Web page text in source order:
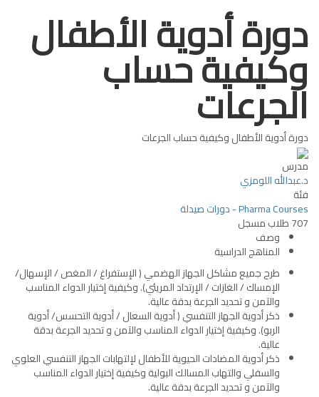
دورة أدوية الأطفال
وكيفية حساب
الجرعات
دورة أدوية الأطفال وكيفية حساب الجرعات
مدرس
د.عبدالله اللومزي
فئة
Pharma Courses - دورات صيدلة
707طلابمسجل
وصف
المناهج الدراسية
طرح جميع مشاكل الجهاز الهضمي ( الإستفراغ / المغص / الإسهال/
الإمساك / الغازات / الإرتداد المريئي). وكيفية إختيار الدواء المناسب
والآمن و تحديد الجرعة بدقة عالية.
ذكر أدوية الجهاز التنفسي ( أدوية السعال / أدوية التحسس/ أدوية
الربو). وكيفية إختيار الدواء المناسب والآمن و تحديد الجرعة بدقة
عالية.
ذكر أدوية المضادات الحيوية للأطفال لإلتهابات الجهاز التنفسي العلوي
والسفلي والتهاب المسالك البولية وكيفية إختيار الدواء المناسب
والآمن و تحديد الجرعة بدقة عالية.